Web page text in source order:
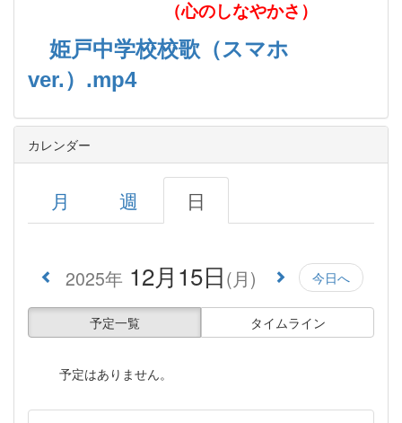
（心のしなやかさ）
姫戸中学校校歌（スマホ
ver.）.mp4
カレンダー
月 週 日
2025年 12月15日(月) 今日へ
予定一覧 タイムライン
予定はありません。